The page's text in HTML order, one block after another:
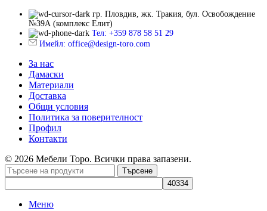
гр. Пловдив, жк. Тракия, бул. Освобождение
№39А (комплекс Елит)
Тел: +359 878 58 51 29
Имейл: office@design-toro.com
За нас
Дамаски
Материали
Доставка
Общи условия
Политика за поверителност
Профил
Контакти
© 2026 Мебели Торо. Всички права запазени.
Търсене
Меню